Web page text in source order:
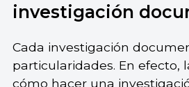
investigación
Cada investigación
particularidades. En efecto,
cómo hacer una